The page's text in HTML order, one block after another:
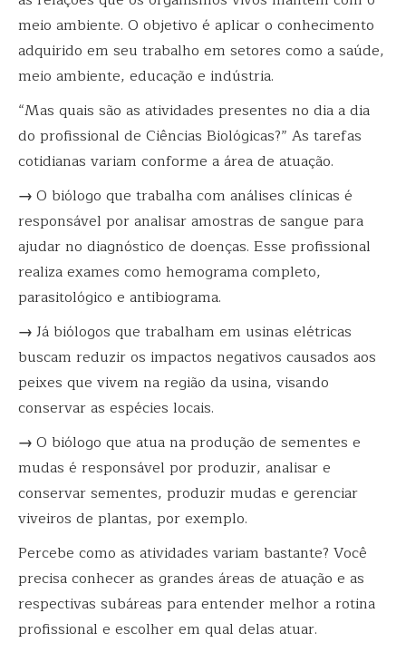
meio ambiente. O objetivo é aplicar o conhecimento
adquirido em seu trabalho em setores como a saúde,
meio ambiente, educação e indústria.
“Mas quais são as atividades presentes no dia a dia
do profissional de Ciências Biológicas?” As tarefas
cotidianas variam conforme a área de atuação.
→O biólogo que trabalha com análises clínicas é
responsável por analisar amostras de sangue para
ajudar no diagnóstico de doenças. Esse profissional
realiza exames como hemograma completo,
parasitológico e antibiograma.
→Jábiólogos que trabalham em usinas elétricas
buscam reduzir os impactos negativos causados aos
peixes que vivem na região da usina, visando
conservar as espécies locais.
→O biólogo que atua na produção de sementes e
mudas é responsável por produzir, analisar e
conservar sementes, produzir mudas e gerenciar
viveiros de plantas, por exemplo.
Percebe como as atividades variam bastante? Você
precisa conhecer as grandes áreas de atuação e as
respectivas subáreas para entender melhor a rotina
profissional e escolher em qual delas atuar.